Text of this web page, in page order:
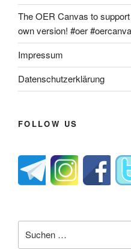
The OER Canvas to
own version! #oer
Impressum
Datenschutzerklärung
FOLLOW US
nach: